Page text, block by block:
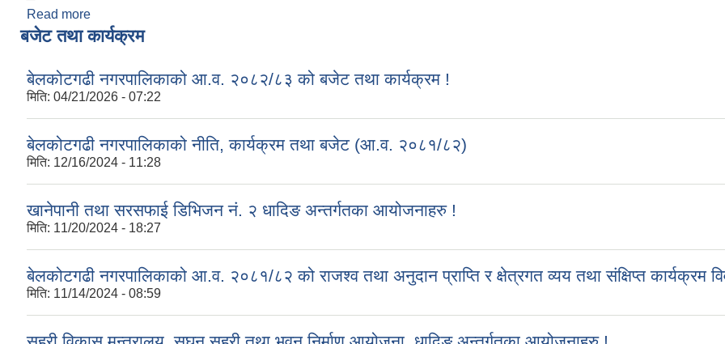
Read more
बजेट तथा कार्यक्रम
बेलकोटगढी नगरपालिकाको आ.व. २०८२/८३ को बजेट तथा कार्यक्रम !
मिति: 04/21/2026 - 07:22
बेलकोटगढी नगरपालिकाको नीति, कार्यक्रम तथा बजेट (आ.व. २०८१/८२)
मिति: 12/16/2024 - 11:28
खानेपानी तथा सरसफाई डिभिजन नं. २ धादिङ अन्तर्गतका आयोजनाहरु !
मिति: 11/20/2024 - 18:27
बेलकोटगढी नगरपालिकाको आ.व. २०८१/८२ को राजश्व तथा अनुदान प्राप्ति र क्षेत्रगत व्यय तथा संक्षिप्त कार्यक्रम
मिति: 11/14/2024 - 08:59